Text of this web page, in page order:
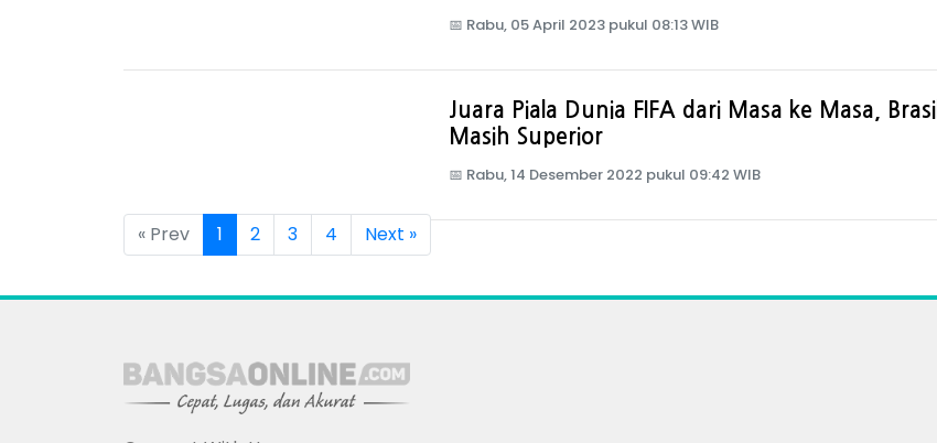
📅 Rabu, 05 April 2023 pukul 08:13 WIB
Juara Piala Dunia FIFA dari Masa ke Masa, Brasil
Masih Superior
📅 Rabu, 14 Desember 2022 pukul 09:42 WIB
« Prev 1 2 3 4 Next »